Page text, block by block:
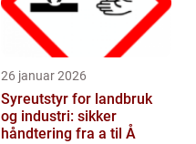
26 januar 2026
Syreutstyr for landbruk
og industri: sikker
håndtering fra a til Å